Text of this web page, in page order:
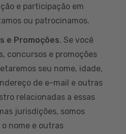
e participação em
ou patrocinamos.
e Promoções. Se você
concursos e promoções
seu nome, idade,
de e-mail e outras
relacionadas a essas
jurisdições, somos
nome e outras